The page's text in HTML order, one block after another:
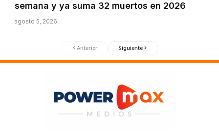
semana y ya suma 32 muertos en 2026
agosto 5, 2026
Anterior Siguiente